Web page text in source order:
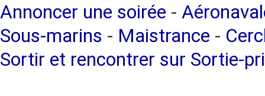
Annoncer une soirée -
Sous-marins - Maistrance -
Sortir et rencontrer sur Sortie-